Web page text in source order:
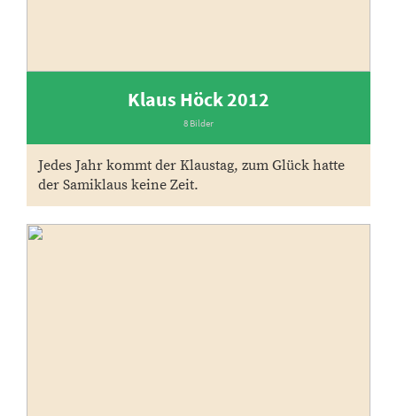
Klaus Höck 2012
8 Bilder
Jedes Jahr kommt der Klaustag, zum Glück hatte
der Samiklaus keine Zeit.